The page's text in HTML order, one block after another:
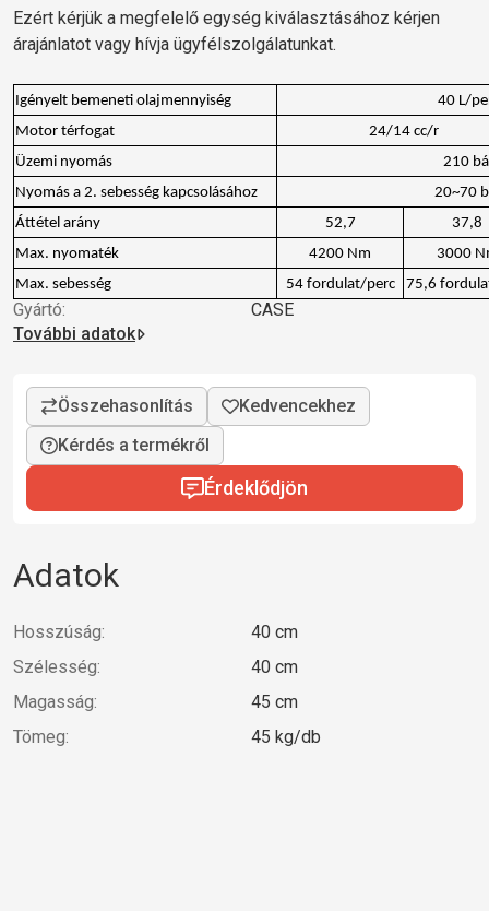
Ezért kérjük a megfelelő egység kiválasztásához kérjen
árajánlatot vagy hívja ügyfélszolgálatunkat.
Igényelt bemeneti olajmennyiség
40 L/
Motor térfogat
24/14 cc/r
Üzemi nyomás
210
Nyomás a 2. sebesség kapcsolásához
20~70
Áttétel arány
52,7
37,8
Max. nyomaték
4200 Nm
3000
Max. sebesség
54 fordulat/perc 75,6
Gyártó:
CASE
További adatok
Kérdés a termékről
Érdeklődjön
Adatok
Hosszúság:
40 cm
Szélesség:
40 cm
Magasság:
45 cm
Tömeg:
45 kg/db